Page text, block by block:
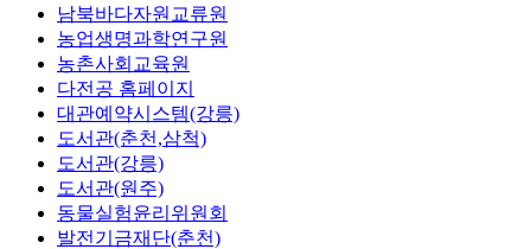
남북바다자원교류원
농업생명과학연구원
농촌사회교육원
다전공 홈페이지
대관예약시스템(강릉)
도서관(춘천,삼척)
도서관(강릉)
도서관(원주)
동물실험윤리위원회
발전기금재단(춘천)